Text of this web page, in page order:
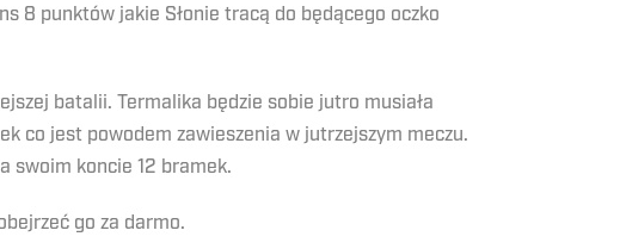
8 punktów jakie Słonie tracą do będącego oczko
batalii. Termalika będzie sobie jutro musiała
co jest powodem zawieszenia w jutrzejszym meczu.
swoim koncie 12 bramek.
go za darmo.